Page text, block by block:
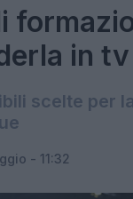
in tv
scelte per
- 11:32